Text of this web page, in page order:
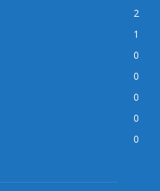
2
1
0
0
0
0
0